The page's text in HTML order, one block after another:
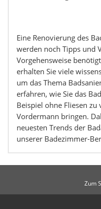
Eine Renovierung des
werden noch Tipps und
Vorgehensweise
erhalten Sie viele
um das Thema
erfahren, wie Sie das
Beispiel ohne Fliesen
Vordermann bringen.
neuesten Trends der
unserer Badezimmer-
Zum